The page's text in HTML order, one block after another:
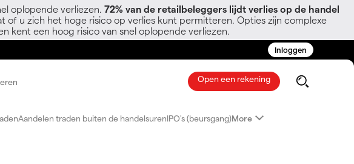
oplopende verliezen. 72% van de retailbeleggers lijdt verlies op de handel
of u zich het hoge risico op verlies kunt permitteren. Opties zijn complexe
kent een hoog risico van snel oplopende verliezen.
Inloggen
Open een rekening
Aandelen traden buiten de handelsurenIPO's (beursgang)More